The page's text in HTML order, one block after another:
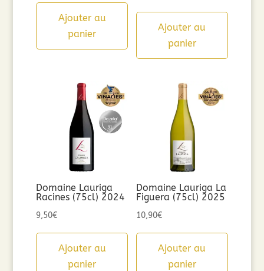
Ajouter au
panier
Ajouter au
panier
Domaine Lauriga
Racines (75cl) 2024
9,50€
Ajouter au
panier
Domaine Lauriga La
Figuera (75cl) 2025
10,90€
Ajouter au
panier